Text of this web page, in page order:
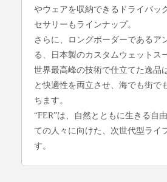
やウェアを収納できるドライバッ
セサリーもラインナップ。
さらに、ロングボーダーであるア
る、日本製のカスタムウェットス
世界最高峰の技術で仕立てた逸品
と快適性を両立させ、海でも街で
ちます。
“FER”は、自然とともに生きる自
ての人々に向けた、次世代型ライ
す。